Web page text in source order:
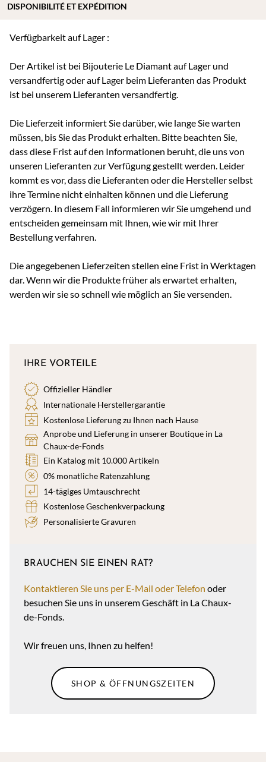
Verfügbarkeit auf Lager :
Der Artikel ist bei Bijouterie Le Diamant auf Lager und
versandfertig oder auf Lager beim Lieferanten das Produkt
ist bei unserem Lieferanten versandfertig.
Die Lieferzeit informiert Sie darüber, wie lange Sie warten
müssen, bis Sie das Produkt erhalten. Bitte beachten Sie,
dass diese Frist auf den Informationen beruht, die uns von
unseren Lieferanten zur Verfügung gestellt werden. Leider
kommt es vor, dass die Lieferanten oder die Hersteller selbst
ihre Termine nicht einhalten können und die Lieferung
verzögern. In diesem Fall informieren wir Sie umgehend und
entscheiden gemeinsam mit Ihnen, wie wir mit Ihrer
Bestellung verfahren.
Die angegebenen Lieferzeiten stellen eine Frist in Werktagen
dar. Wenn wir die Produkte früher als erwartet erhalten,
werden wir sie so schnell wie möglich an Sie versenden.
DISPONIBILITÉ ET EXPÉDITION
IHRE VORTEILE
Offizieller Händler
Internationale Herstellergarantie
Kostenlose Lieferung zu Ihnen nach Hause
Anprobe und Lieferung in unserer Boutique in La
Chaux-de-Fonds
Ein Katalog mit 10.000 Artikeln
0% monatliche Ratenzahlung
14-tägiges Umtauschrecht
Kostenlose Geschenkverpackung
Personalisierte Gravuren
BRAUCHEN SIE EINEN RAT?
Kontaktieren Sie uns per E-Mail oder Telefon oder
besuchen Sie uns in unserem Geschäft in La Chaux-
de-Fonds.
Wir freuen uns, Ihnen zu helfen!
SHOP & ÖFFNUNGSZEITEN